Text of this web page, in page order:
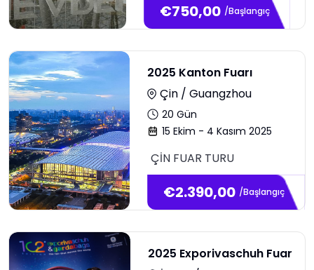
€750,00 /Başlangıç
2025 Kanton Fuarı
Çin / Guangzhou
20 Gün
15 Ekim - 4 Kasım 2025
ÇİN FUAR TURU
€2.390,00 /Başlangıç
2025 Exporivaschuh Fuar